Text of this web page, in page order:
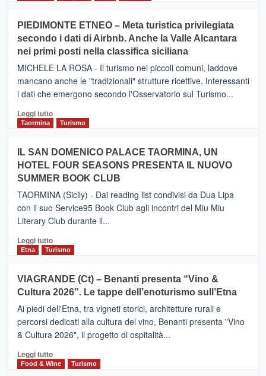
CATANIA
–
Inaugurato
il
nuovo
collegamento
tra
e
Zanzibar
da
Neos
PIEDIMONTE ETNEO – Meta turistica privilegiata
secondo i dati di Airbnb. Anche la Valle Alcantara
nei primi posti nella classifica siciliana
MICHELE LA ROSA - Il turismo nei piccoli comuni, laddove
mancano anche le "tradizionali" strutture ricettive. Interessanti
i dati che emergono secondo l'Osservatorio sul Turismo...
Leggi tuttoLeggi
PIEDIMONTE
ETNEO
–
Meta
turistica
privilegiata
secondo
dati
di
Anche
la
Alcantara
nei
primi
nella
classifica
Taormina Turismo
IL SAN DOMENICO PALACE TAORMINA, UN
HOTEL FOUR SEASONS PRESENTA IL NUOVO
SUMMER BOOK CLUB
TAORMINA (Sicily) - Dai reading list condivisi da Dua Lipa
con il suo Service95 Book Club agli incontri del Miu Miu
Literary Club durante il...
Leggi tuttoLeggi
di
IL
SAN
DOMENICO
PALACE
TAORMINA,
UN
HOTEL
FOUR
Etna Turismo
VIAGRANDE (Ct) – Benanti presenta “Vino &
Cultura 2026”. Le tappe dell’enoturismo sull’Etna
Ai piedi dell'Etna, tra vigneti storici, architetture rurali e
percorsi dedicati alla cultura del vino, Benanti presenta "Vino
& Cultura 2026", il progetto di ospitalità...
Leggi tuttoLeggi
di
Food & Wine Turismo